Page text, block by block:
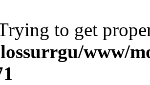
to get
www/